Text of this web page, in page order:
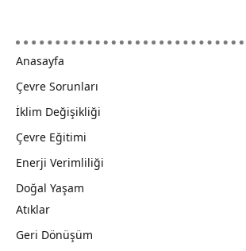
Anasayfa
Çevre Sorunları
İklim Değişikliği
Çevre Eğitimi
Enerji Verimliliği
Doğal Yaşam
Atıklar
Geri Dönüşüm